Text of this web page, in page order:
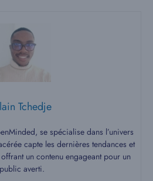
Tchedje
se spécialise dans l’univers
capte les dernières tendances et
un contenu engageant pour un
public averti.